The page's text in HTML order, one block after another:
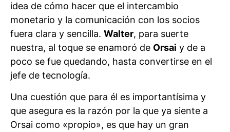
idea de cómo hacer que el intercambio
monetario y la comunicación con los socios
fuera clara y sencilla. Walter, para suerte
nuestra, al toque se enamoró de Orsai y de a
poco se fue quedando, hasta convertirse en el
jefe de tecnología.
Una cuestión que para él es importantísima y
que asegura es la razón por la que ya siente a
Orsai como «propio», es que hay un gran